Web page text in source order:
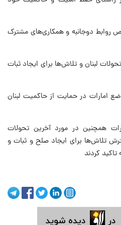
دوجانبه و همکاری‌های مشترک
لبنان و تلاش‌ها برای ایجاد ثبات
امارات در حمایت از حاکمیت لبنان
همچنین در مورد آخرین تحولات
تلاش‌ها برای ایجاد صلح و ثبات و
کردند